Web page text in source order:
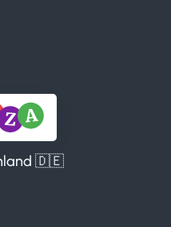
🇩🇪